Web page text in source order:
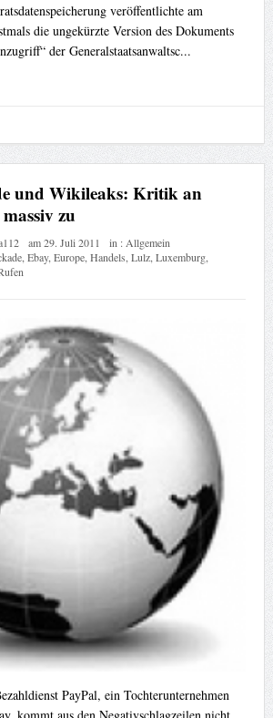
veröffentlichte am
die ungekürzte Version des Dokuments
der Generalstaatsanwaltsc...
und Wikileaks: Kritik an
zu
am29. Juli 2011 in : Allgemein
, Ebay, Europe, Handels Lulz, Luxemburg,
PayPal, ein Tochterunternehmen
kommt aus den Negativschlagzeilen nicht